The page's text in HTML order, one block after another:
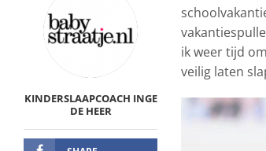
KINDERSLAAPCOACH INGE
DE HEER
ik weer tijd
veilig laten